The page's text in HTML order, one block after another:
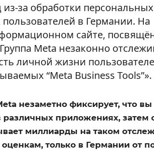
из-за обработки
в Германии. На
сайте,
Meta незаконно
личной жизни
“Meta Business Tools”».
незаметно фиксирует, что
различных приложениях, затем
миллиарды на таком
только в Германии от